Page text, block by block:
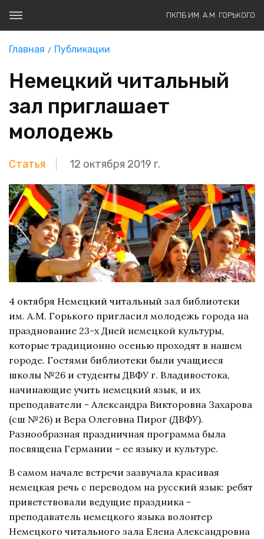
ПКПБ ИМ. А.М. ГОРЬКОГО
Главная Публикации
Немецкий читальный
зал приглашает
молодежь
Статья 12 октября 2019 г.
4 октября Немецкий читальный зал библиотеки
им. А.М. Горького пригласил молодежь города на
празднование 23-х Дней немецкой культуры,
которые традиционно осенью проходят в нашем
городе. Гостями библиотеки были учащиеся
школы №26 и студенты ДВФУ г. Владивостока,
начинающие учить немецкий язык, и их
преподаватели - Александра Викторовна Захарова
(сш №26) и Вера Олеговна Пирог (ДВФУ).
Разнообразная праздничная программа была
посвящена Германии – ее языку и культуре.
В самом начале встречи зазвучала красивая
немецкая речь с переводом на русский язык: ребят
приветствовали ведущие праздника -
преподаватель немецкого языка волонтер
Немецкого читального зала Елена Александровна